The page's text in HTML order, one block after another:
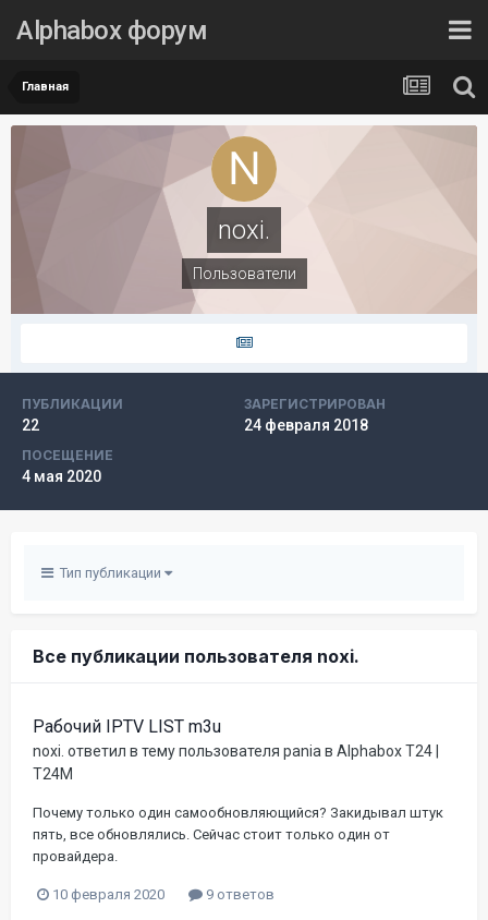
Alphabox форум
Главная
noxi.
Пользователи
ПУБЛИКАЦИИ
22
ЗАРЕГИСТРИРОВАН
24 февраля 2018
ПОСЕЩЕНИЕ
4 мая 2020
Тип публикации
Все публикации пользователя noxi.
Рабочий IPTV LIST m3u
noxi. ответил в тему пользователя pania в Alphabox T24 |
T24M
Почему только один самообновляющийся? Закидывал штук
пять, все обновлялись. Сейчас стоит только один от
провайдера.
10 февраля 2020 9 ответов